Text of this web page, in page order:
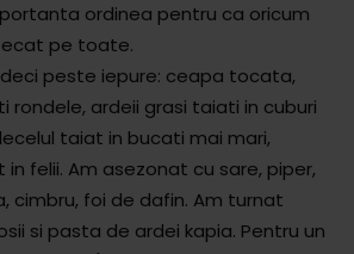
ordinea pentru ca oricum
pe toate.
peste iepure: ceapa tocata,
rondele, ardeii grasi taiati in cuburi
taiat in bucati mai mari,
felii. Am asezonat cu sare, piper,
cimbru, foi de dafin. Am turnat
si pasta de ardei kapia. Pentru un